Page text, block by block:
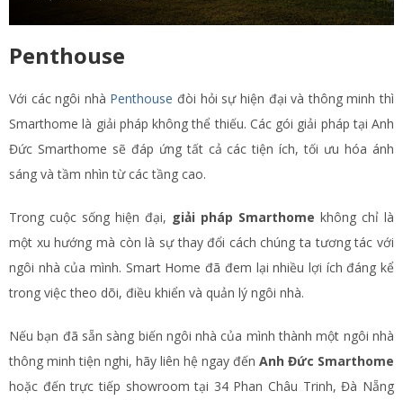
Penthouse
Với các ngôi nhà Penthouse đòi hỏi sự hiện đại và thông minh thì
Smarthome là giải pháp không thể thiếu. Các gói giải pháp tại Anh
Đức Smarthome sẽ đáp ứng tất cả các tiện ích, tối ưu hóa ánh
sáng và tầm nhìn từ các tầng cao.
Trong cuộc sống hiện đại, giải pháp Smarthome không chỉ là
một xu hướng mà còn là sự thay đổi cách chúng ta tương tác với
ngôi nhà của mình. Smart Home đã đem lại nhiều lợi ích đáng kể
trong việc theo dõi, điều khiển và quản lý ngôi nhà.
Nếu bạn đã sẵn sàng biến ngôi nhà của mình thành một ngôi nhà
thông minh tiện nghi, hãy liên hệ ngay đến Anh Đức Smarthome
hoặc đến trực tiếp showroom tại 34 Phan Châu Trinh, Đà Nẵng